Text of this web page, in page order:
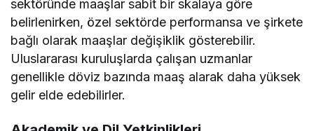
sektöründe maaşlar sabit bir skalaya göre
belirlenirken, özel sektörde performansa ve şirkete
bağlı olarak maaşlar değişiklik gösterebilir.
Uluslararası kuruluşlarda çalışan uzmanlar
genellikle döviz bazında maaş alarak daha yüksek
gelir elde edebilirler.